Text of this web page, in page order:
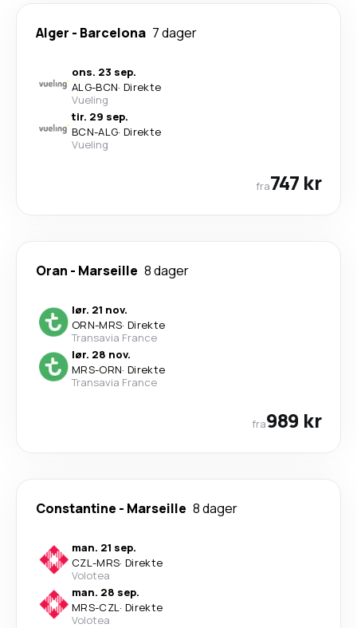
Alger - Barcelona 7 dager
ons. 23 sep.
ALG-BCN· Direkte
Vueling
tir. 29 sep.
BCN-ALG· Direkte
Vueling
fra747 kr
Oran - Marseille 8 dager
lør. 21 nov.
ORN-MRS· Direkte
Transavia France
lør. 28 nov.
MRS-ORN· Direkte
Transavia France
fra989 kr
Constantine - Marseille 8 dager
man. 21 sep.
CZL-MRS· Direkte
Volotea
man. 28 sep.
MRS-CZL· Direkte
Volotea